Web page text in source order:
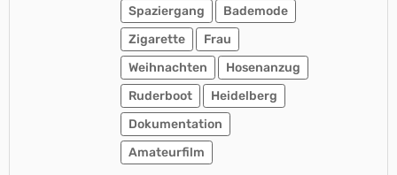
Spaziergang
Bademode
Zigarette
Frau
Weihnachten
Hosenanzug
Ruderboot
Heidelberg
Dokumentation
Amateurfilm